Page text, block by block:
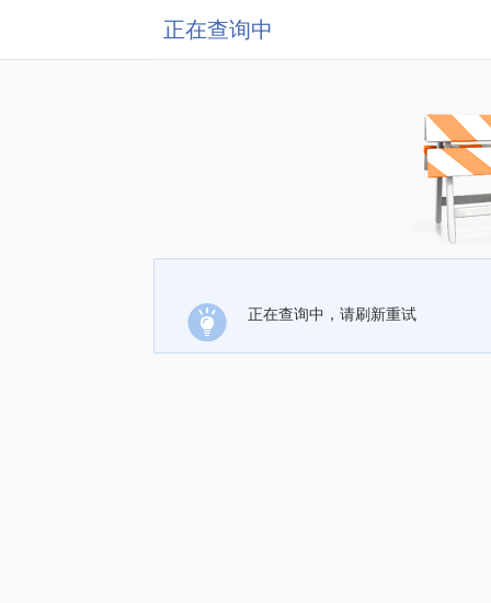
正在查询中
正在查询中，请刷新重试